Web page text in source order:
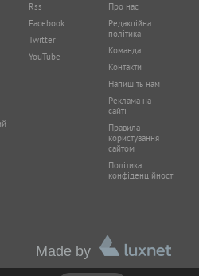
Rss
Facebook
Twitter
YouTube
Про нас
Редакційна
політика
Команда
Контакти
Напишіть нам
Реклама на
сайті
Правила
користування
сайтом
Політика
конфіденційності
Made by